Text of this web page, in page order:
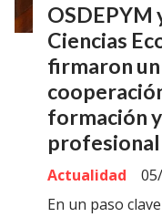
OSDEPYM
Ciencias
firmaron
formación
profesional
Actualidad
En un paso